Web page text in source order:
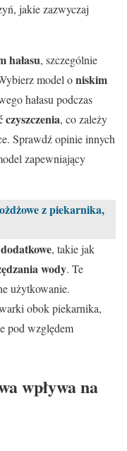
jakie zazwyczaj
hałasu, szczególnie
model oniskim
hałasu podczas
czyszczenia, co zależy
Sprawdź opinie innych
zapewniający
z piekarnika,
, takie jak
wody. Te
użytkowanie.
obok piekarnika,
pod względem
wpływa na